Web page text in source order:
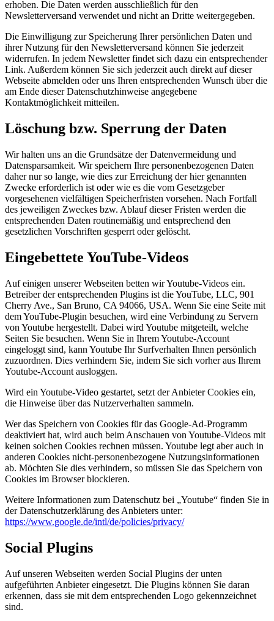
erhoben. Die Daten werden ausschließlich für den
Newsletterversand verwendet und nicht an Dritte weitergegeben.
Die Einwilligung zur Speicherung Ihrer persönlichen Daten und
ihrer Nutzung für den Newsletterversand können Sie jederzeit
widerrufen. In jedem Newsletter findet sich dazu ein entsprechender
Link. Außerdem können Sie sich jederzeit auch direkt auf dieser
Webseite abmelden oder uns Ihren entsprechenden Wunsch über die
am Ende dieser Datenschutzhinweise angegebene
Kontaktmöglichkeit mitteilen.
Löschung bzw. Sperrung der Daten
Wir halten uns an die Grundsätze der Datenvermeidung und
Datensparsamkeit. Wir speichern Ihre personenbezogenen Daten
daher nur so lange, wie dies zur Erreichung der hier genannten
Zwecke erforderlich ist oder wie es die vom Gesetzgeber
vorgesehenen vielfältigen Speicherfristen vorsehen. Nach Fortfall
des jeweiligen Zweckes bzw. Ablauf dieser Fristen werden die
entsprechenden Daten routinemäßig und entsprechend den
gesetzlichen Vorschriften gesperrt oder gelöscht.
Eingebettete YouTube-Videos
Auf einigen unserer Webseiten betten wir Youtube-Videos ein.
Betreiber der entsprechenden Plugins ist die YouTube, LLC, 901
Cherry Ave., San Bruno, CA 94066, USA. Wenn Sie eine Seite mit
dem YouTube-Plugin besuchen, wird eine Verbindung zu Servern
von Youtube hergestellt. Dabei wird Youtube mitgeteilt, welche
Seiten Sie besuchen. Wenn Sie in Ihrem Youtube-Account
eingeloggt sind, kann Youtube Ihr Surfverhalten Ihnen persönlich
zuzuordnen. Dies verhindern Sie, indem Sie sich vorher aus Ihrem
Youtube-Account ausloggen.
Wird ein Youtube-Video gestartet, setzt der Anbieter Cookies ein,
die Hinweise über das Nutzerverhalten sammeln.
Wer das Speichern von Cookies für das Google-Ad-Programm
deaktiviert hat, wird auch beim Anschauen von Youtube-Videos mit
keinen solchen Cookies rechnen müssen. Youtube legt aber auch in
anderen Cookies nicht-personenbezogene Nutzungsinformationen
ab. Möchten Sie dies verhindern, so müssen Sie das Speichern von
Cookies im Browser blockieren.
Weitere Informationen zum Datenschutz bei „Youtube“ finden Sie in
der Datenschutzerklärung des Anbieters unter:
https://www.google.de/intl/de/policies/privacy/
Social Plugins
Auf unseren Webseiten werden Social Plugins der unten
aufgeführten Anbieter eingesetzt. Die Plugins können Sie daran
erkennen, dass sie mit dem entsprechenden Logo gekennzeichnet
sind.